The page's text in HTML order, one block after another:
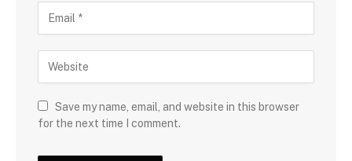
Save my name, email, and website in this browser
for the next time I comment.